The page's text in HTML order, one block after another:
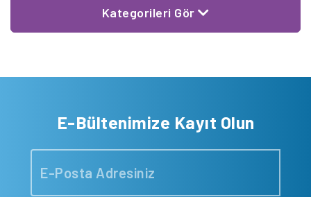
Kategorileri Gör
E-Bültenimize Kayıt Olun